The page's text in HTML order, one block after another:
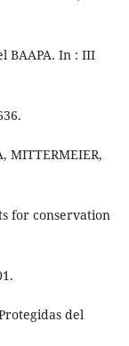
BAAPA. In : III
MITTERMEIER,
for conservation
del